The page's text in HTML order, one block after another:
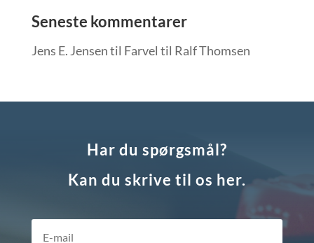
Seneste kommentarer
Jens E. Jensentil Farvel til Ralf Thomsen
Har du spørgsmål?
Kan du skrive til os her.